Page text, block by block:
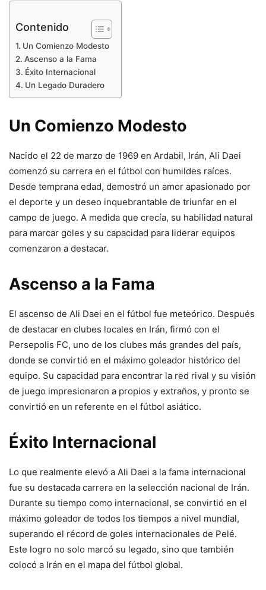
Contenido
Un Comienzo Modesto
Ascenso a la Fama
Éxito Internacional
Un Legado Duradero
Un Comienzo Modesto
Nacido el 22 de marzo de 1969 en Ardabil, Irán, Ali Daei
comenzó su carrera en el fútbol con humildes raíces.
Desde temprana edad, demostró un amor apasionado por
el deporte y un deseo inquebrantable de triunfar en el
campo de juego. A medida que crecía, su habilidad natural
para marcar goles y su capacidad para liderar equipos
comenzaron a destacar.
Ascenso a la Fama
El ascenso de Ali Daei en el fútbol fue meteórico. Después
de destacar en clubes locales en Irán, firmó con el
Persepolis FC, uno de los clubes más grandes del país,
donde se convirtió en el máximo goleador histórico del
equipo. Su capacidad para encontrar la red rival y su visión
de juego impresionaron a propios y extraños, y pronto se
convirtió en un referente en el fútbol asiático.
Éxito Internacional
Lo que realmente elevó a Ali Daei a la fama internacional
fue su destacada carrera en la selección nacional de Irán.
Durante su tiempo como internacional, se convirtió en el
máximo goleador de todos los tiempos a nivel mundial,
superando el récord de goles internacionales de Pelé.
Este logro no solo marcó su legado, sino que también
colocó a Irán en el mapa del fútbol global.